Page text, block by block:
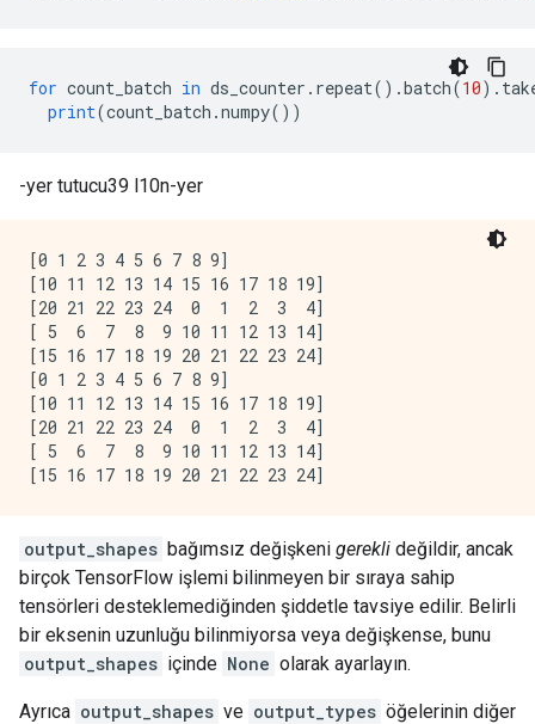
for count_batch in ds_counter . repeat().batch(10).
print(count_batch .numpy())
-yer tutucu39 l10n-yer
[0 1 2 3 4 5 6 7 8 9]
[10 11 12 13 14 15 16 17 18 19]
[20 21 22 23 24  0  1  2  3  4]
[ 5  6  7  8  9 10 11 12 13 14]
[15 16 17 18 19 20 21 22 23 24]
[0 1 2 3 4 5 6 7 8 9]
[10 11 12 13 14 15 16 17 18 19]
[20 21 22 23 24  0  1  2  3  4]
[ 5  6  7  8  9 10 11 12 13 14]
output_shapes bağımsız değişkeni gerekli değildir, ancak
birçok TensorFlow işlemi bilinmeyen bir sıraya sahip
tensörleri desteklemediğinden şiddetle tavsiye edilir. Belirli
bir eksenin uzunluğu bilinmiyorsa veya değişkense, bunu
output_shapes içinde None olarak ayarlayın.
Ayrıca output_shapes ve output_types öğelerinin diğer